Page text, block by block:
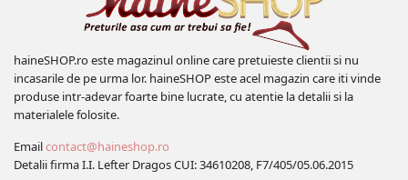
haineSHOP.ro este magazinul online care pretuieste clientii si nu
incasarile de pe urma lor. haineSHOP este acel magazin care iti vinde
produse intr-adevar foarte bine lucrate, cu atentie la detalii si la
materialele folosite.
Emailcontact@haineshop.ro
Detalii firma I.I. Lefter Dragos CUI: 34610208, F7/405/05.06.2015